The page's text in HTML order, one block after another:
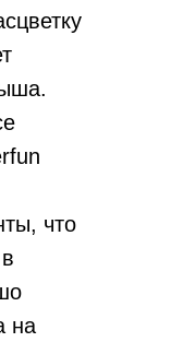
что
на